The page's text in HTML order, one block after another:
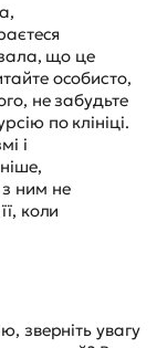
що це
особисто,
не забудьте
по клініці.
і
ним не
коли
зверніть увагу